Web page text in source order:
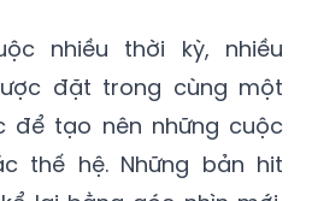
hoành tráng hay phô
mà tập trung vào sự
nhiều thời kỳ, nhiều
đặt trong cùng một